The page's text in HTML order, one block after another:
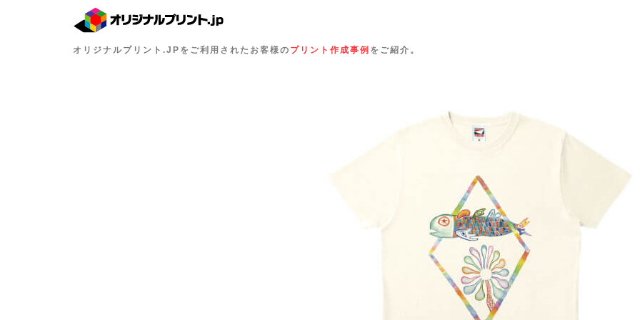
オリジナルプリント.JPをご利用されたお客様の プリント作成事例 をご紹介。